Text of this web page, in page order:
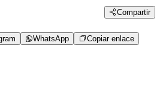
Compartir
WhatsApp Copiar enlace